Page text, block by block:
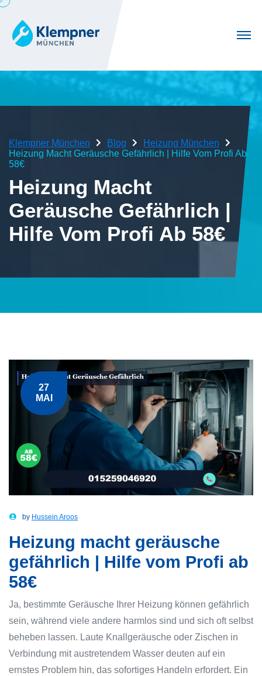
Klempner München Blog
Heizung München
Heizung Macht Geräusche Gefährlich | Hilfe Vom Profi Ab
58€
Heizung Macht
Geräusche Gefährlich |
Hilfe Vom Profi Ab 58€
27
MAI
by Hussein Aroos
Heizung macht geräusche
gefährlich | Hilfe vom Profi ab
58€
Ja, bestimmte Geräusche Ihrer Heizung können gefährlich
sein, während viele andere harmlos sind und sich oft selbst
beheben lassen. Laute Knallgeräusche oder Zischen in
Verbindung mit austretendem Wasser deuten auf ein
ernstes Problem hin, das sofortiges Handeln erfordert. Ein